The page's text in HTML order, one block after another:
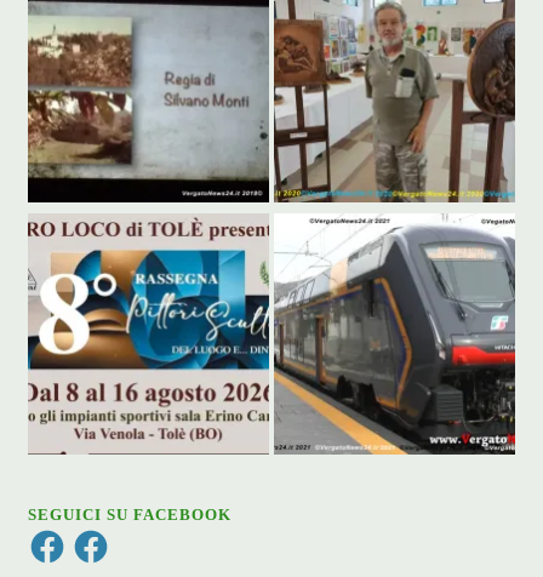
SEGUICI SU FACEBOOK
FacebookFacebook